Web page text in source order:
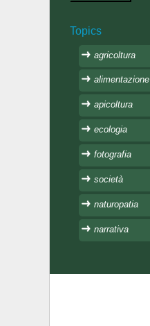
Topics
agricoltura
alimentazione
apicoltura
ecologia
fotografia
società
naturopatia
narrativa